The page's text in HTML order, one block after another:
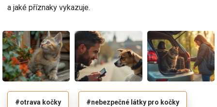
a jaké příznaky vykazuje.
#otrava kočky #nebezpečné látky pro kočky